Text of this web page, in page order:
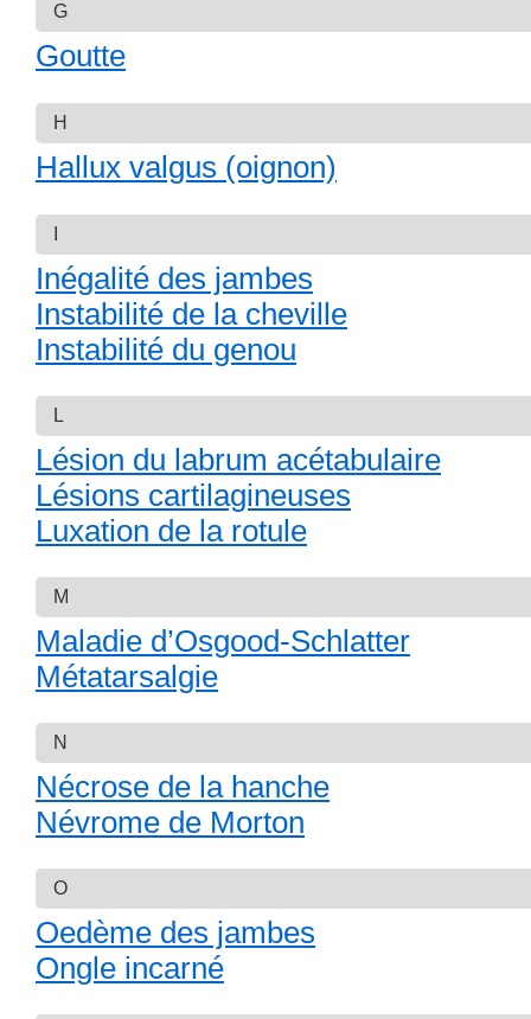
G
Goutte
H
Hallux valgus (oignon)
Inégalité des jambes
Instabilité de la cheville
Instabilité du genou
L
Lésion du labrum acétabulaire
Lésions cartilagineuses
Luxation de la rotule
M
Maladie d’Osgood-Schlatter
Métatarsalgie
N
Nécrose de la hanche
Névrome de Morton
O
Oedème des jambes
Ongle incarné